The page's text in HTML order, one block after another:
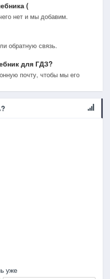
(
нет и мы добавим.
обратную связь.
для ГДЗ?
почту, чтобы мы его
уже